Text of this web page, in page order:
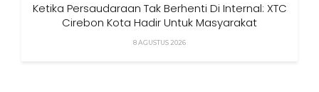
Ketika Persaudaraan Tak Berhenti Di Internal: XTC
Cirebon Kota Hadir Untuk Masyarakat
8 AGUSTUS 2026